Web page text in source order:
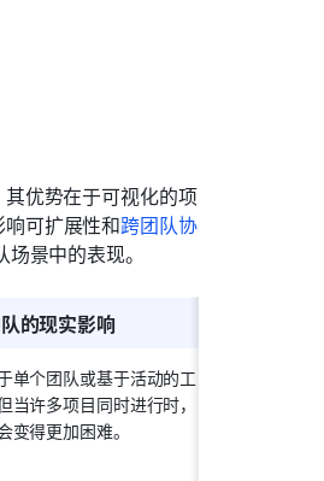
优势在于可视化的项
可扩展性和跨团队协
景中的表现。
的现实影响
单个团队或基于活动的工
当许多项目同时进行时，
变得更加困难。